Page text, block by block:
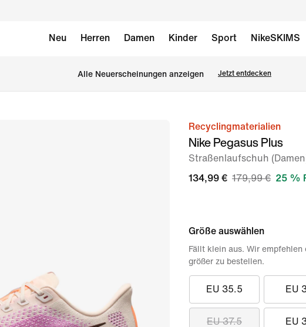
Neu Herren Damen Kinder Sport NikeSKIMS
Alle Neuerscheinungen anzeigen Jetzt entdecken
Bild 1Recyclingmaterialien
Nike Pegasus Plus
Straßenlaufschuh
134,99 € 179,99 € 25 %
Größe auswählen
EU 35.5 EU
EU 37.5 EU
Fällt klein aus. Wir empfehlen
größer zu bestellen.